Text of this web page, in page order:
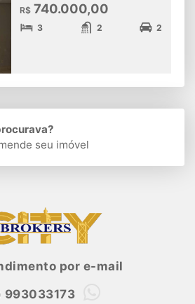
R$ 740.000,00
3 2 2
seu imóvel
por e-mail
993033173